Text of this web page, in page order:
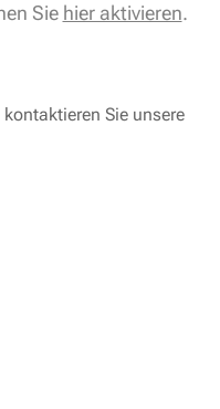
Sie hier aktivieren.
Sie unsere